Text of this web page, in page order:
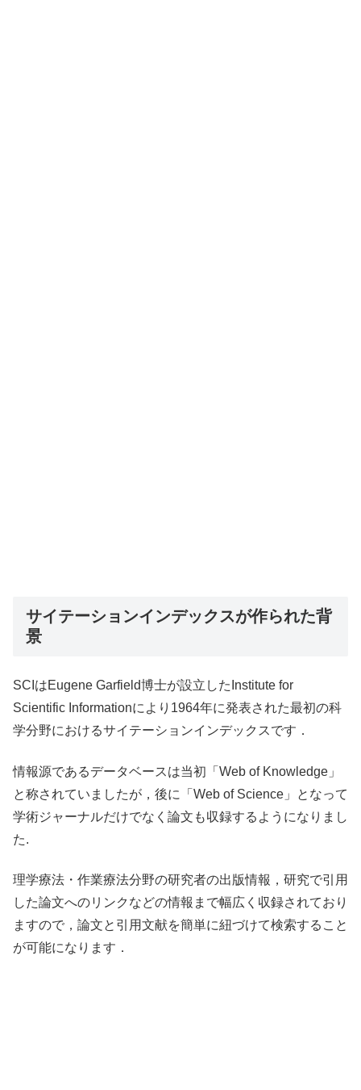
サイテーションインデックスが作られた背
景
SCIはEugene Garfield博士が設立したInstitute for
Scientific Informationにより1964年に発表された最初の科
学分野におけるサイテーションインデックスです．
情報源であるデータベースは当初「Web of Knowledge」
と称されていましたが，後に「Web of Science」となって
学術ジャーナルだけでなく論文も収録するようになりまし
た.
理学療法・作業療法分野の研究者の出版情報，研究で引用
した論文へのリンクなどの情報まで幅広く収録されており
ますので，論文と引用文献を簡単に紐づけて検索すること
が可能になります．